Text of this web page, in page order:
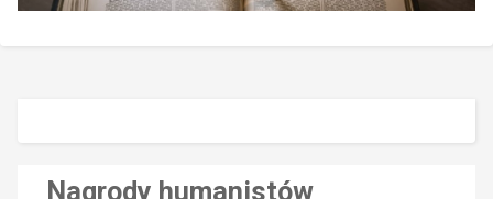
Nagrody humanistów